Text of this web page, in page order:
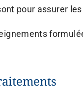
pour assurer